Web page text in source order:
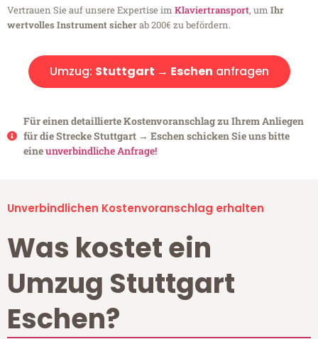
Vertrauen Sie auf unsere Expertise im Klaviertransport, um Ihr
wertvolles Instrument sicherab 200€ zu befördern.
Umzug: Stuttgart → Eschen anfragen
Für einen detaillierte Kostenvoranschlag zu Ihrem Anliegen
für die Strecke Stuttgart → Eschen schicken Sie uns bitte
eineunverbindliche Anfrage!
Unverbindlichen Kostenvoranschlag erhalten
Was kostet ein
Umzug Stuttgart
Eschen?